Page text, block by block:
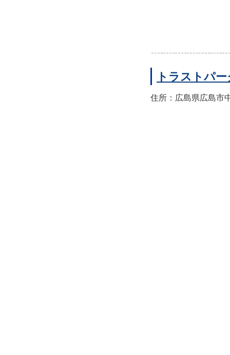
トラストパ
住所：広島県広島市